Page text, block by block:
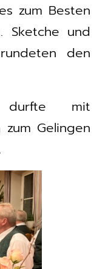
zum Besten
Sketche und
den
mit
Gelingen